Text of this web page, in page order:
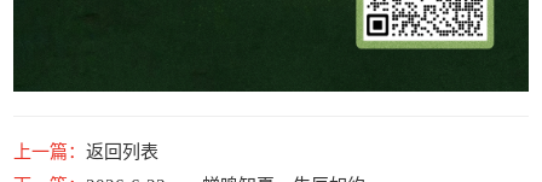
上一篇：返回列表